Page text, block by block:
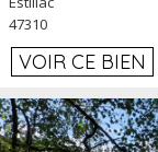
47310
VOIR CE BIEN